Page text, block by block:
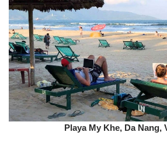
Playa My Khe, Da Nang,